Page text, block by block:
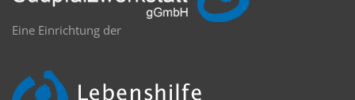
Eine Einrichtung der